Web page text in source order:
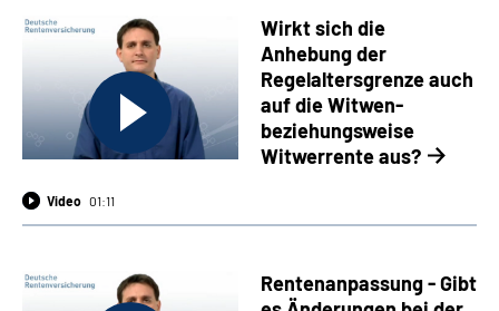
Wirkt sich die
Anhebung der
Regelaltersgrenze auch
auf die Witwen-
beziehungsweise
Witwerrente aus?
Video 01:11
Rentenanpassung - Gibt